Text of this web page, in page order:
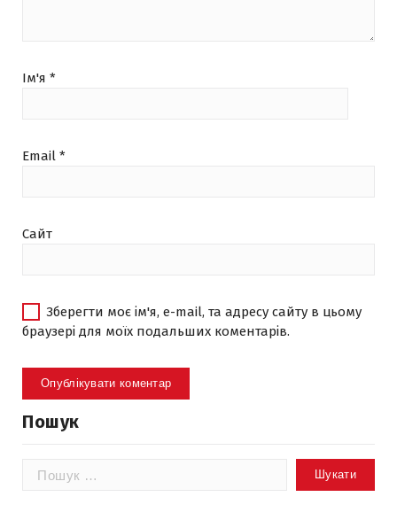
Ім'я *
Email *
Сайт
Зберегти моє ім'я, e-mail, та адресу сайту в цьому
браузері для моїх подальших коментарів.
Пошук
Пошук: